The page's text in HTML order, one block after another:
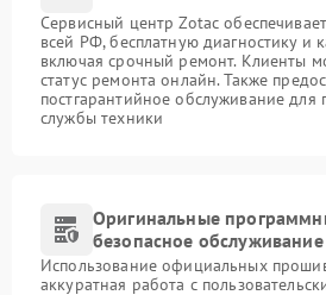
Сервисный центр Zotac
всей РФ, бесплатную диагностику и
включая срочный ремонт. Клиенты
статус ремонта онлайн. Также
постгарантийное обслуживание для
службы техники
Оригинальные
безопасное
Использование официальных
аккуратная работа с